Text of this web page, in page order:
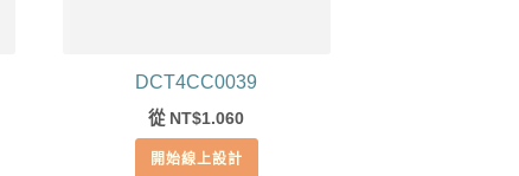
DCT4CC0039
從 NT$1.060
開始線上設計